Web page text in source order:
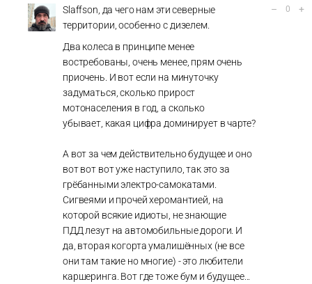
Slaffson, да чего нам эти северные
территории, особенно с дизелем.
Два колеса в принципе менее
востребованы, очень менее, прям очень
приочень. И вот если на минуточку
задуматься, сколько прирост
мотонаселения в год, а сколько
убывает, какая цифра доминирует в чарте?
А вот за чем действительно будущее и оно
вот вот вот уже наступило, так это за
грёбанными электро-самокатами.
Сигвеями и прочей херомантией, на
которой всякие идиоты, не знающие
ПДД лезут на автомобильные дороги. И
да, вторая когорта умалишённых (не все
они там такие но многие) - это любители
каршеринга. Вот где тоже бум и будущее...
– 0 +